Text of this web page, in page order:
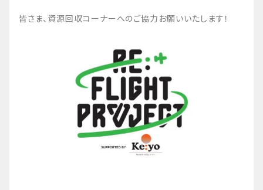
皆さま、資源回収コーナーへのご協力お願いいたします！